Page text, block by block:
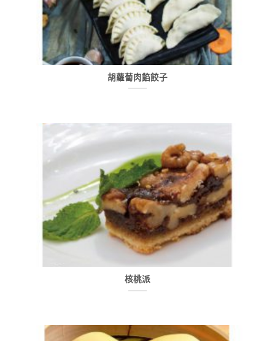
胡蘿蔔肉餡餃子
核桃派